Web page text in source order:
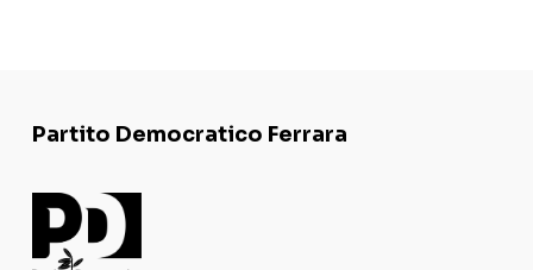
Partito Democratico Ferrara